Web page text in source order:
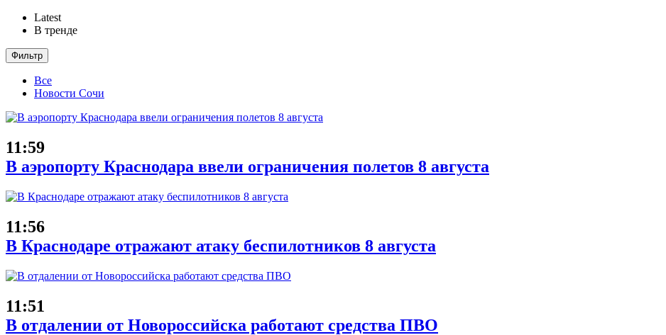
Latest
В тренде
Фильтр
Все
Новости Сочи
11:59
В аэропорту Краснодара ввели ограничения полетов 8 августа
11:56
В Краснодаре отражают атаку беспилотников 8 августа
11:51
В отдалении от Новороссийска работают средства ПВО